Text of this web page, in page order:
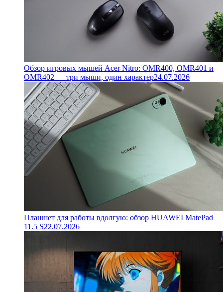
Обзор игровых мышей Acer Nitro: OMR400, OMR401 и
OMR402 — три мыши, один характер24.07.2026
Планшет для работы вдолгую: обзор HUAWEI MatePad
11.5 S22.07.2026